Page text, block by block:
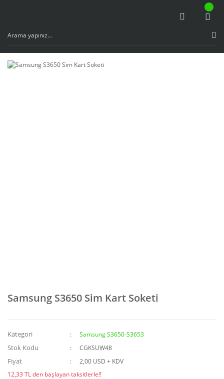
Samsung S3650 Sim Kart Soketi
Kategori Samsung S3650-S3653
Stok Kodu CGKSUW48
Fiyat
2,00 USD + KDV
12,33 TL den başlayan taksitlerle!!